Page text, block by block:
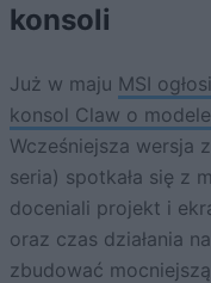
konsoli
Już w maju MSI
konsol Claw o
Wcześniejsza wersja
seria) spotkała się z
doceniali projekt i
oraz czas działania
zbudować